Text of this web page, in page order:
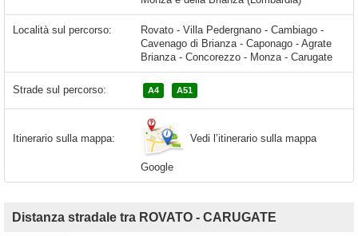
Località sul percorso:
Rovato - Villa Pedergnano - Cambiago -
Cavenago di Brianza - Caponago - Agrate
Brianza - Concorezzo - Monza - Carugate
Strade sul percorso: A4 A51
Itinerario sulla mappa: Vedi l’itinerario sulla mappa
Google
Distanza stradale tra ROVATO - CARUGATE